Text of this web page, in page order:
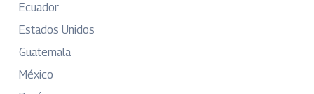
Ecuador
Estados Unidos
Guatemala
México